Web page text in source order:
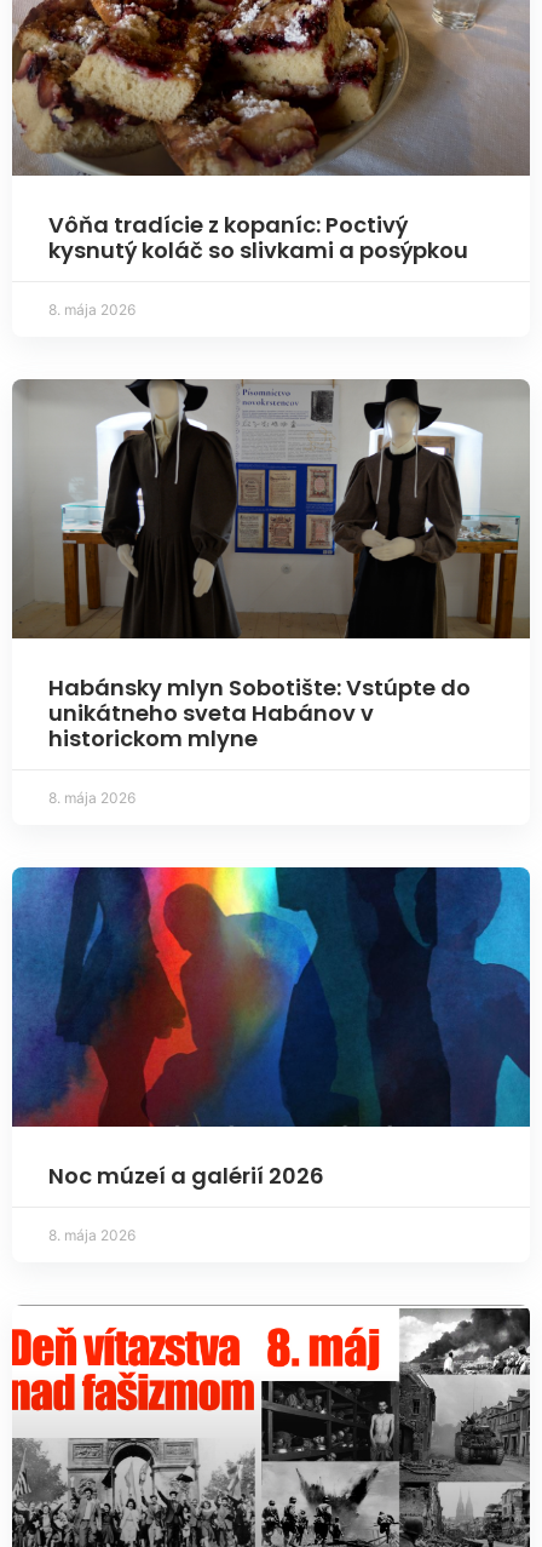
Vôňa tradície z kopaníc: Poctivý
kysnutý koláč so slivkami a posýpkou
8. mája 2026
Habánsky mlyn Sobotište: Vstúpte do
unikátneho sveta Habánov v
historickom mlyne
8. mája 2026
Noc múzeí a galérií 2026
8. mája 2026